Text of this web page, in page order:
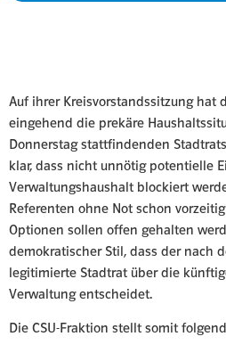
Auf ihrer Kreisvorstandssitzung hat
eingehend die prekäre
Donnerstag stattfindenden
klar, dass nicht unnötig potentielle
Verwaltungshaushalt blockiert
Referenten ohne Not schon
Optionen sollen offen gehalten
demokratischer Stil, dass der nach
legitimierte Stadtrat über die
Verwaltung entscheidet.
Die CSU-Fraktion stellt somit